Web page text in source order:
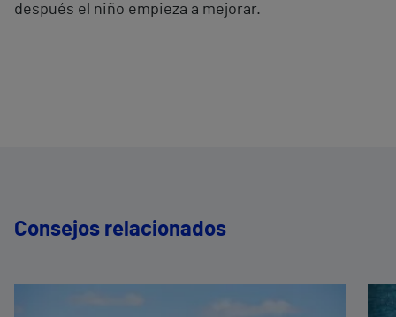
después el niño empieza a mejorar.
Consejos relacionados